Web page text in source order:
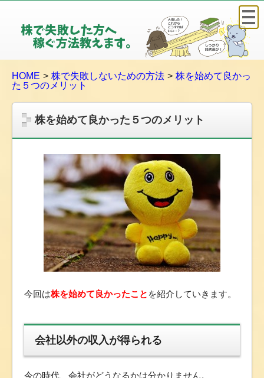
で
失
敗
し
た
へ
稼
HOME 株で失敗しないための方法
株を始めて良かっ
た５つのメリット
株を始めて良かった５つのメリット
今回は株を始めて良かったこと を紹介していきます。
会社以外の収入が得られる
今の時代、会社がどうなるかは分かりません。